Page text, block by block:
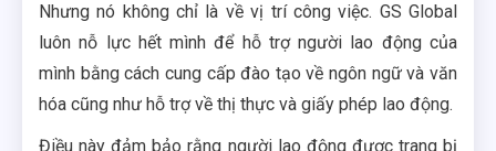
Nhưng nó không chỉ là về vị trí công việc. GS Global
luôn nỗ lực hết mình để hỗ trợ người lao động của
mình bằng cách cung cấp đào tạo về ngôn ngữ và văn
hóa cũng như hỗ trợ về thị thực và giấy phép lao động.
Điều này đảm bảo rằng người lao động được trang bị